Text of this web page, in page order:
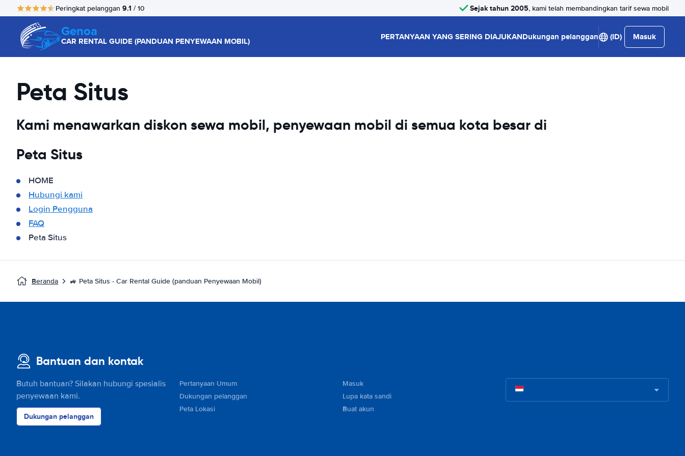
Peringkat pelanggan 9.1 / 10 Sejak tahun 2005, kami telah membandingkan tarif sewa mobil
Genoa
CAR RENTAL GUIDE (PANDUAN PENYEWAAN MOBIL) PERTANYAAN YANG SERING DIAJUKANDukungan pelanggan (ID) Masuk
Peta Situs
Kami menawarkan diskon sewa mobil, penyewaan mobil di semua kota besar di
Peta Situs
HOME
Hubungi kami
Login Pengguna
FAQ
Peta Situs
Beranda 🚙 Peta Situs - Car Rental Guide (panduan Penyewaan Mobil)
Bantuan dan kontak
Butuh bantuan? Silakan hubungi spesialis
penyewaan kami.
Dukungan pelanggan
Pertanyaan Umum
Dukungan pelanggan
Peta Lokasi
Masuk
Lupa kata sandi
Buat akun